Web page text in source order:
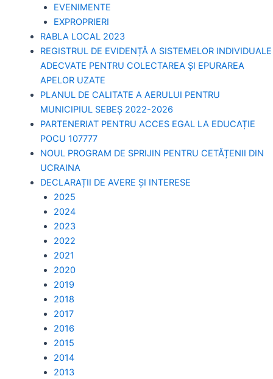
EVENIMENTE
EXPROPRIERI
RABLA LOCAL 2023
REGISTRUL DE EVIDENȚĂ A SISTEMELOR INDIVIDUALE
ADECVATE PENTRU COLECTAREA ȘI EPURAREA
APELOR UZATE
PLANUL DE CALITATE A AERULUI PENTRU
MUNICIPIUL SEBEȘ 2022-2026
PARTENERIAT PENTRU ACCES EGAL LA EDUCAȚIE
POCU 107777
NOUL PROGRAM DE SPRIJIN PENTRU CETĂȚENII DIN
UCRAINA
DECLARAȚII DE AVERE ȘI INTERESE
2025
2024
2023
2022
2021
2020
2019
2018
2017
2016
2015
2014
2013